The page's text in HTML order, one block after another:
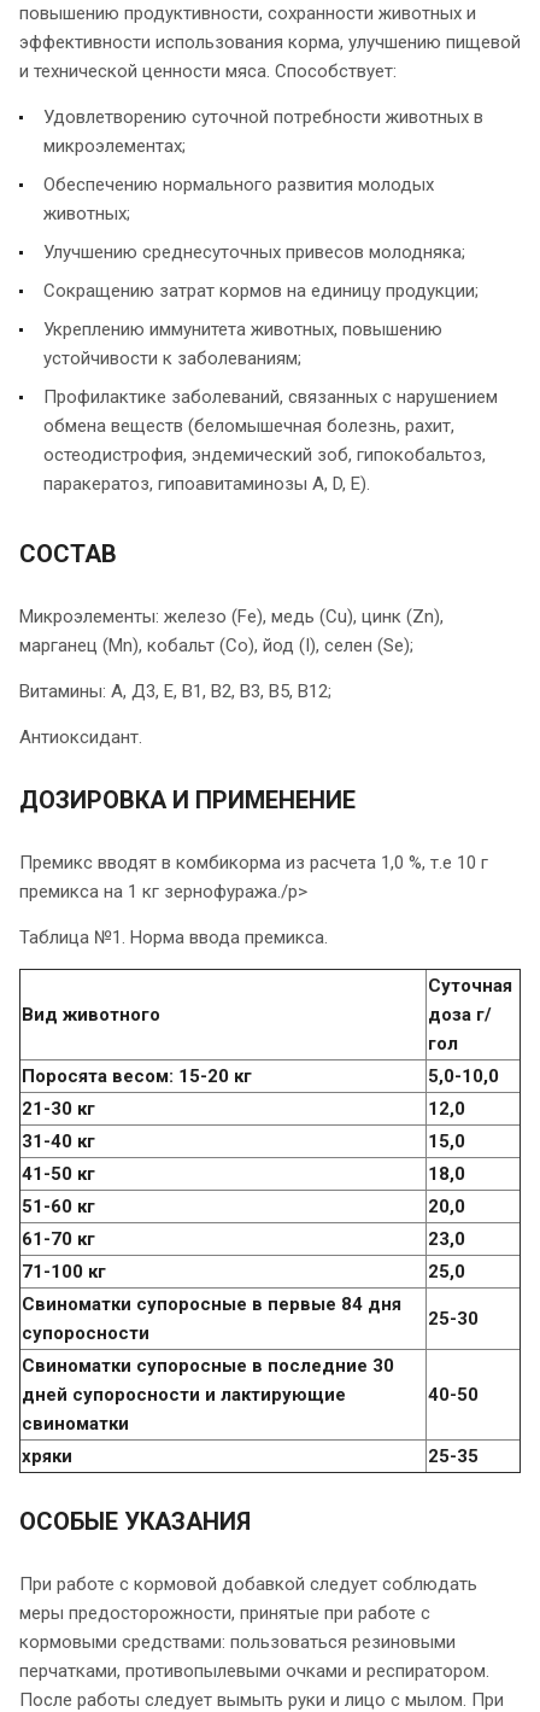
повышению продуктивности, сохранности животных и
эффективности использования корма, улучшению пищевой
и технической ценности мяса. Способствует:
Удовлетворению суточной потребности животных в
микроэлементах;
Обеспечению нормального развития молодых
животных;
Улучшению среднесуточных привесов молодняка;
Сокращению затрат кормов на единицу продукции;
Укреплению иммунитета животных, повышению
устойчивости к заболеваниям;
Профилактике заболеваний, связанных с нарушением
обмена веществ (беломышечная болезнь, рахит,
остеодистрофия, эндемический зоб, гипокобальтоз,
паракератоз, гипоавитаминозы А, D, Е).
СОСТАВ
Микроэлементы: железо (Fe), медь (Cu), цинк (Zn),
марганец (Mn), кобальт (Co), йод (I), селен (Se);
Витамины: А, Д3, Е, В1, В2, В3, В5, В12;
Антиоксидант.
ДОЗИРОВКА И ПРИМЕНЕНИЕ
Премикс вводят в комбикорма из расчета 1,0 %, т.е 10 г
премикса на 1 кг зернофуража./p>
Таблица №1. Норма ввода премикса.
Вид животного
Суточная
доза г/
гол
Поросята весом: 15-20 кг
5,0-10,0
21-30 кг
12,0
31-40 кг
15,0
41-50 кг
18,0
51-60 кг
20,0
61-70 кг
23,0
71-100 кг
25,0
Свиноматки супоросные в первые 84 дня
супоросности
25-30
Свиноматки супоросные в последние 30
дней супоросности и лактирующие
свиноматки
40-50
хряки 25-35
ОСОБЫЕ УКАЗАНИЯ
При работе с кормовой добавкой следует соблюдать
меры предосторожности, принятые при работе с
кормовыми средствами: пользоваться резиновыми
перчатками, противопылевыми очками и респиратором.
После работы следует вымыть руки и лицо с мылом. При